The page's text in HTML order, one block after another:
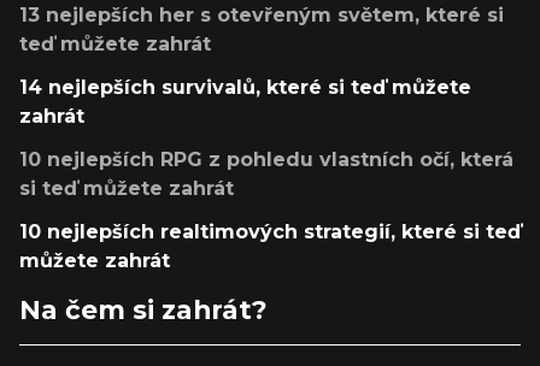
13 nejlepších her s otevřeným světem, které si
teď můžete zahrát
14 nejlepších survivalů, které si teď můžete
zahrát
10 nejlepších RPG z pohledu vlastních očí, která
si teď můžete zahrát
10 nejlepších realtimových strategií, které si teď
můžete zahrát
Na čem si zahrát?